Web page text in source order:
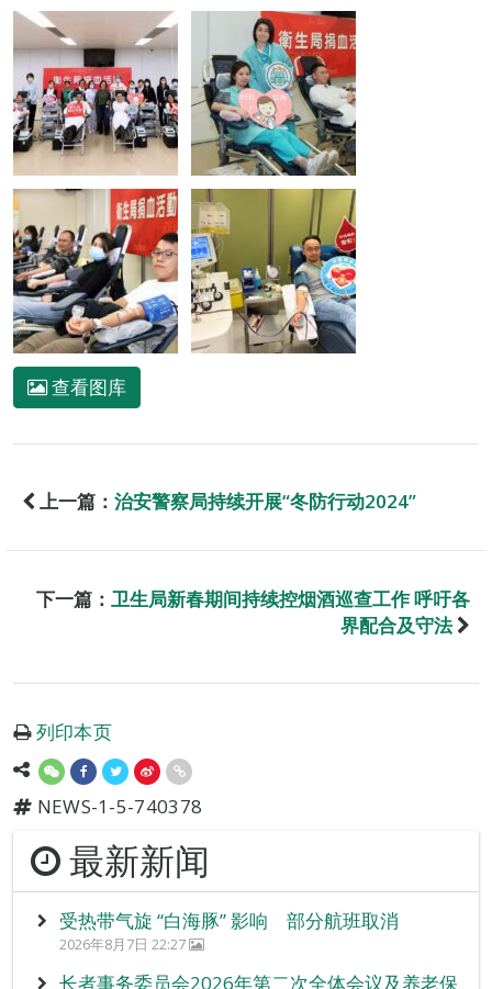
查看图库
上一篇： 治安警察局持续开展“冬防行动2024”
下一篇： 卫生局新春期间持续控烟酒巡查工作 呼吁各
界配合及守法
列印本页
NEWS-1-5-740378
最新新闻
受热带气旋 “白海豚” 影响 部分航班取消
2026年8月7日 22:27
长者事务委员会2026年第二次全体会议及养老保